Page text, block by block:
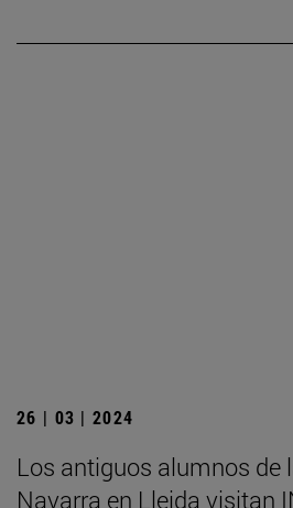
26 | 03 | 2024
Los antiguos alumnos de
Navarra en Lleida visitan